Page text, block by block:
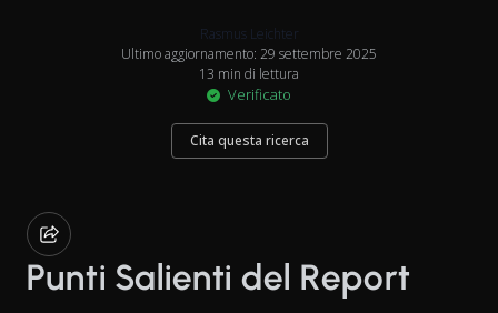
Rasmus Leichter
Ultimo aggiornamento: 29 settembre 2025
13 min di lettura
Verificato
Cita questa ricerca
Punti Salienti del Report